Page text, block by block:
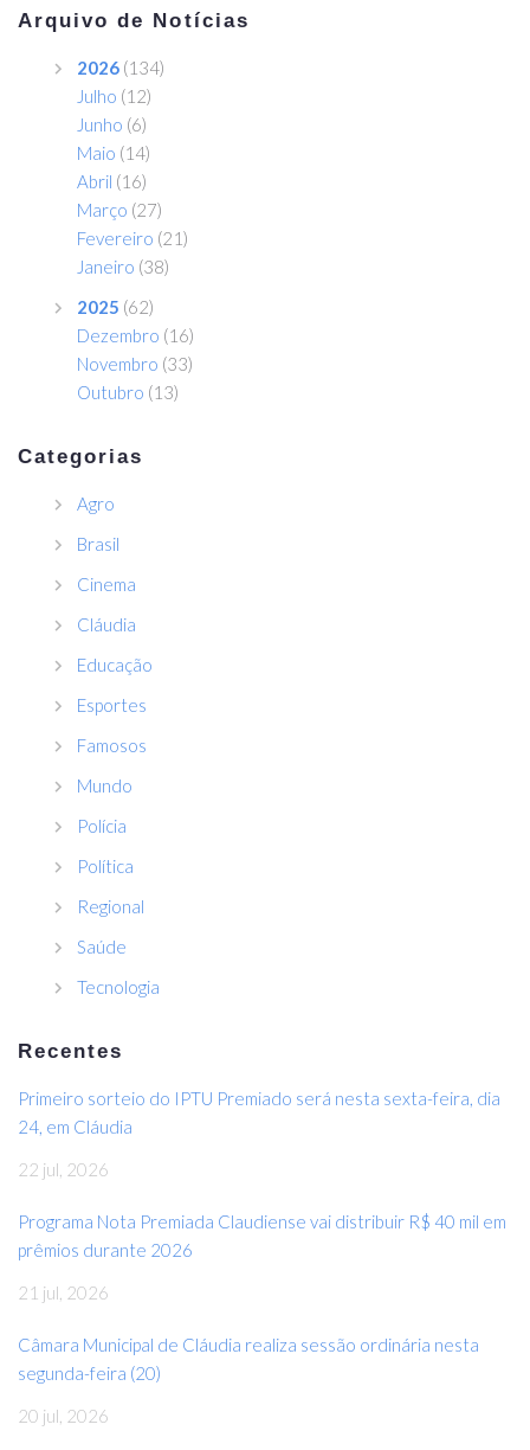
Arquivo de Notícias
2026 (134)
Julho (12)
Junho (6)
Maio (14)
Abril (16)
Março (27)
Fevereiro (21)
Janeiro (38)
2025 (62)
Dezembro (16)
Novembro (33)
Outubro (13)
Categorias
Agro
Brasil
Cinema
Cláudia
Educação
Esportes
Famosos
Mundo
Polícia
Política
Regional
Saúde
Tecnologia
Recentes
Primeiro sorteio do IPTU Premiado será nesta sexta-feira, dia
24, em Cláudia
22 jul, 2026
Programa Nota Premiada Claudiense vai distribuir R$ 40 mil em
prêmios durante 2026
21 jul, 2026
Câmara Municipal de Cláudia realiza sessão ordinária nesta
segunda-feira (20)
20 jul, 2026